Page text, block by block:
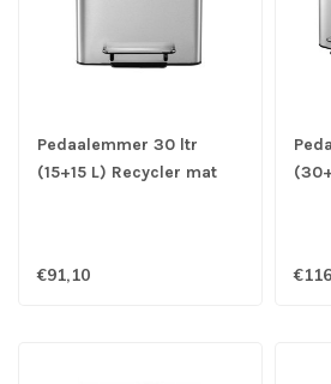
Pedaalemmer 30 ltr
(15+15 L) Recycler mat
€91,10